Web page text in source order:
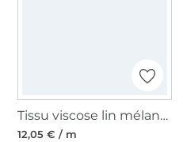
Tissu viscose lin mélange stripes, crème
12,05 € / m